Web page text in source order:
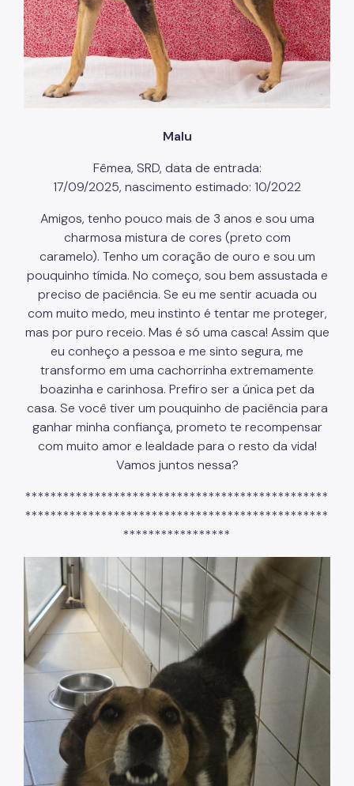
Malu
Fêmea, SRD, data de entrada:
17/09/2025, nascimento estimado: 10/2022
Amigos, tenho pouco mais de 3 anos e sou uma
charmosa mistura de cores (preto com
caramelo). Tenho um coração de ouro e sou um
pouquinho tímida. No começo, sou bem assustada e
preciso de paciência. Se eu me sentir acuada ou
com muito medo, meu instinto é tentar me proteger,
mas por puro receio. Mas é só uma casca! Assim que
eu conheço a pessoa e me sinto segura, me
transformo em uma cachorrinha extremamente
boazinha e carinhosa. Prefiro ser a única pet da
casa. Se você tiver um pouquinho de paciência para
ganhar minha confiança, prometo te recompensar
com muito amor e lealdade para o resto da vida!
Vamos juntos nessa?
************************************************
************************************************
*****************